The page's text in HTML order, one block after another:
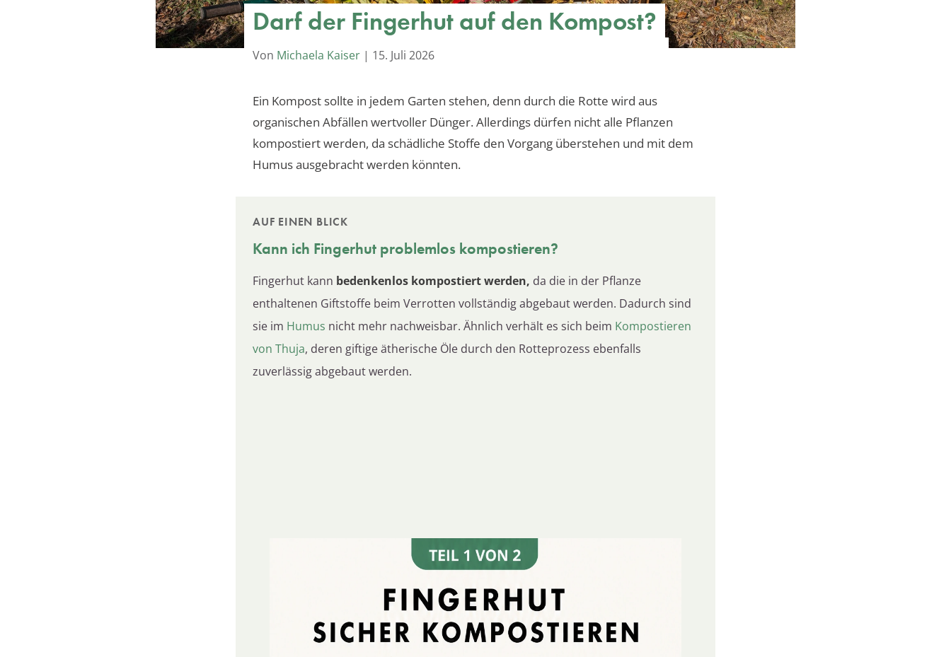
Darf der Fingerhut auf den Kompost?
Von Michaela Kaiser | 15. Juli 2026
Ein Kompost sollte in jedem Garten stehen, denn durch die Rotte wird aus
organischen Abfällen wertvoller Dünger. Allerdings dürfen nicht alle Pflanzen
kompostiert werden, da schädliche Stoffe den Vorgang überstehen und mit dem
Humus ausgebracht werden könnten.
AUF EINEN BLICK
Kann ich Fingerhut problemlos kompostieren?
Fingerhut kann bedenkenlos kompostiert werden, da die in der Pflanze
enthaltenen Giftstoffe beim Verrotten vollständig abgebaut werden. Dadurch sind
sie im Humus nicht mehr nachweisbar. Ähnlich verhält es sich beim Kompostieren
von Thuja, deren giftige ätherische Öle durch den Rotteprozess ebenfalls
zuverlässig abgebaut werden.